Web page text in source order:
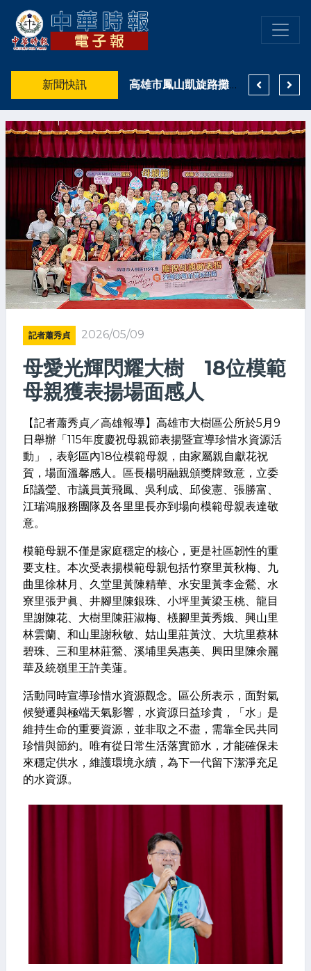
新聞快訊 高雄市鳳山凱旋路攤商爆爭執 鄰攤噪音爆口角 鳳警主動介入調查依法偵辦
記者蕭秀貞 2026/05/09
母愛光輝閃耀大樹 18位模範
母親獲表揚場面感人
【記者蕭秀貞／高雄報導】高雄市大樹區公所於5月9
日舉辦「115年度慶祝母親節表揚暨宣導珍惜水資源活
動」，表彰區內18位模範母親，由家屬親自獻花祝
賀，場面溫馨感人。區長楊明融親頒獎牌致意，立委
邱議瑩、市議員黃飛鳳、吳利成、邱俊憲、張勝富、
江瑞鴻服務團隊及各里里長亦到場向模範母親表達敬
意。
模範母親不僅是家庭穩定的核心，更是社區韌性的重
要支柱。本次受表揚模範母親包括竹寮里黃秋梅、九
曲里徐林月、久堂里黃陳精華、水安里黃李金鶯、水
寮里張尹眞、井腳里陳銀珠、小坪里黃梁玉桃、龍目
里謝陳花、大樹里陳莊淑梅、檨腳里黃秀娥、興山里
林雲蘭、和山里謝秋敏、姑山里莊黃汶、大坑里蔡林
碧珠、三和里林莊鶯、溪埔里吳惠美、興田里陳余麗
華及統嶺里王許美蓮。
活動同時宣導珍惜水資源觀念。區公所表示，面對氣
候變遷與極端天氣影響，水資源日益珍貴，「水」是
維持生命的重要資源，並非取之不盡，需靠全民共同
珍惜與節約。唯有從日常生活落實節水，才能確保未
來穩定供水，維護環境永續，為下一代留下潔淨充足
的水資源。